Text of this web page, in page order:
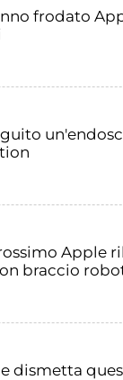
frodato
Apple
braccio
dismetta